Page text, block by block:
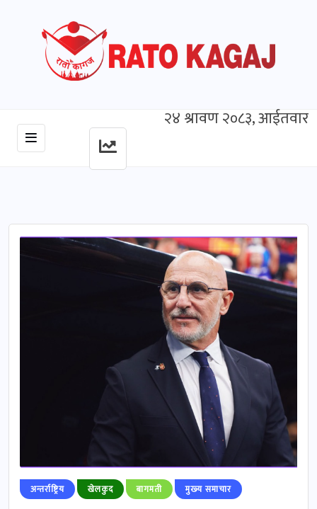
२४ श्रावण २०८३, आईतवार
अन्तर्राष्ट्रिय खेलकुद बागमती मुख्‍य समाचार